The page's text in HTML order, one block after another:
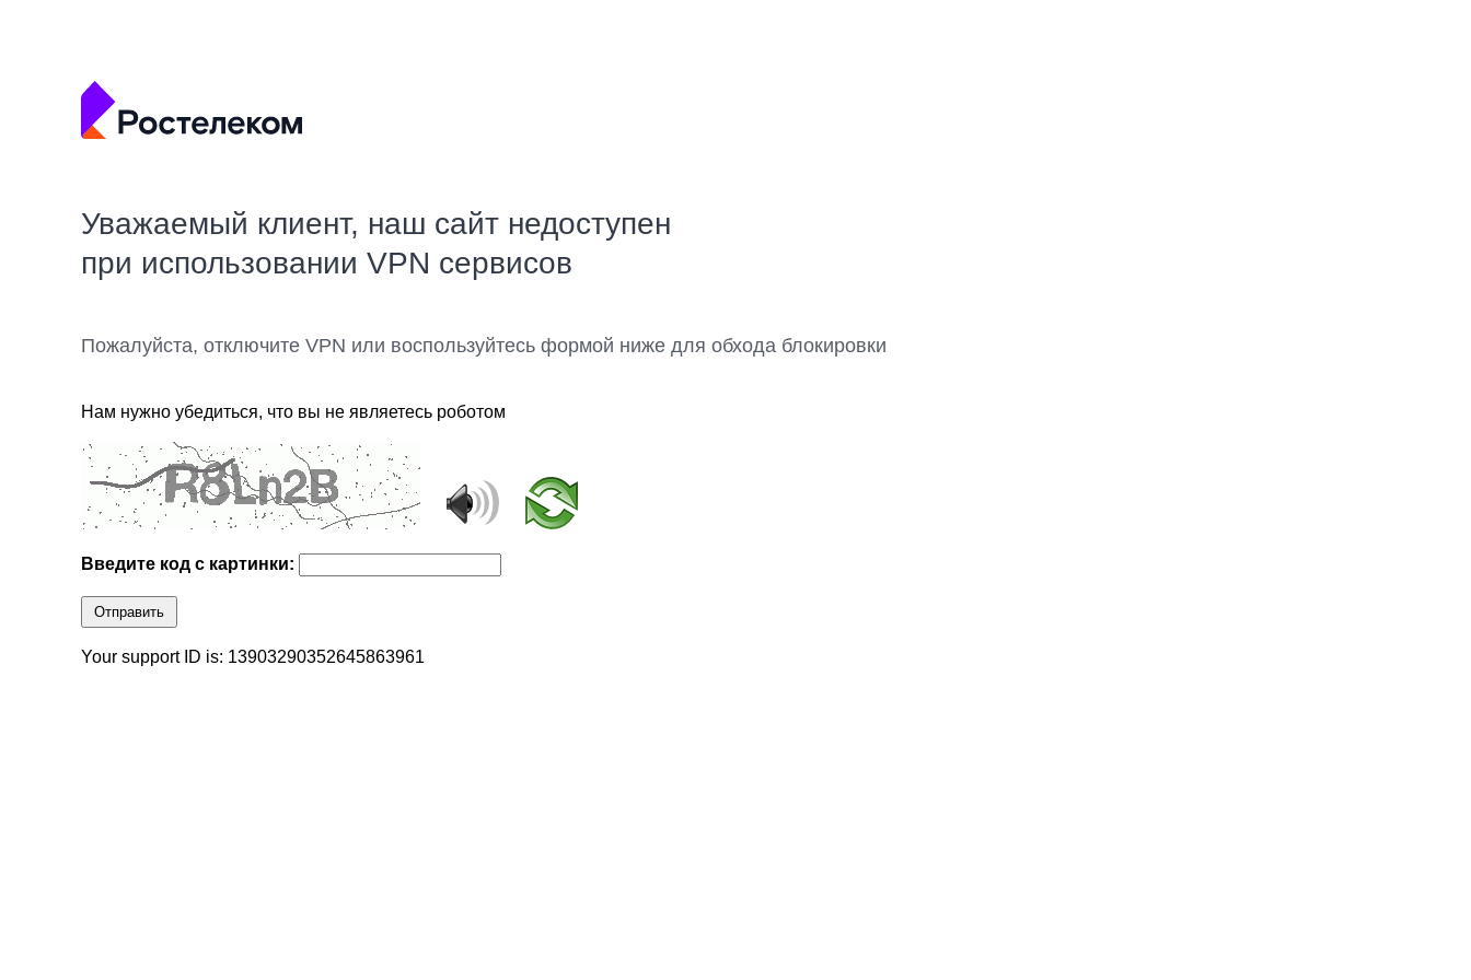
Уважаемый клиент, наш сайт недоступен
при использовании VPN сервисов
Пожалуйста, отключите VPN или воспользуйтесь формой ниже для обхода блокировки
Нам нужно убедиться, что вы не являетесь роботом
Введите код с картинки:
Отправить
Your support ID is: 13903290352645863961